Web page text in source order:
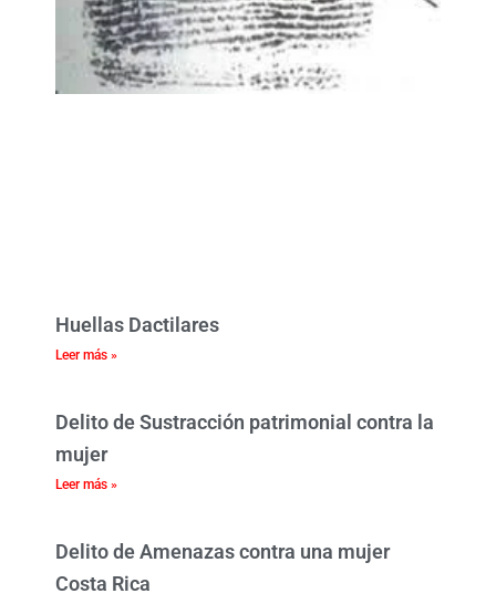
Huellas Dactilares
Leer más »
Delito de Sustracción patrimonial contra la
mujer
Leer más »
Delito de Amenazas contra una mujer
Costa Rica